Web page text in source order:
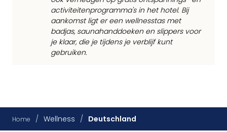
activiteitenprogramma's in het hotel. Bij
aankomst ligt er een wellnesstas met
badjas, saunahanddoeken en slippers voor
je klaar, die je tijdens je verblijf kunt
gebruiken.
Home / Wellness / Deutschland